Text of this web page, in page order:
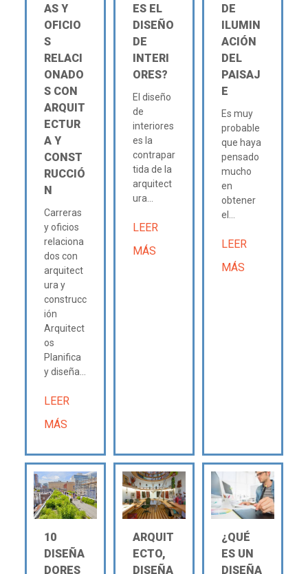
AS Y
OFICIO
S
RELACI
ONADO
S CON
ARQUIT
ECTUR
A Y
CONST
RUCCIÓ
N
Carreras
y oficios
relaciona
dos con
arquitect
ura y
construcc
ión
Arquitect
os
Planifica
y diseña...
LEER
MÁS
ES EL
DISEÑO
DE
INTERI
ORES?
El diseño
de
interiores
es la
contrapar
tida de la
arquitect
ura...
LEER
MÁS
DE
ILUMIN
ACIÓN
DEL
PAISAJ
E
Es muy
probable
que haya
pensado
mucho
en
obtener
el...
LEER
MÁS
10
DISEÑA
DORES
ARQUIT
ECTO,
DISEÑA
¿QUÉ
ES UN
DISEÑA